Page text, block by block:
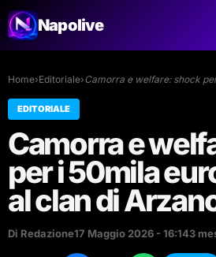
Napolive
Home›Editoriale›Camorra e welfare: shock
EDITORIALE
Camorra e
per i 50mila
al clan di
Di Redazione17 Maggio 2026 - 16:143